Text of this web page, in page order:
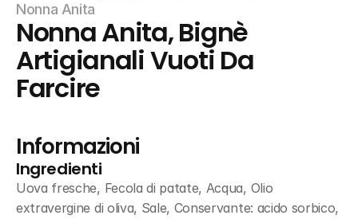
Nonna Anita
Nonna Anita, Bignè
Artigianali Vuoti Da
Farcire
Informazioni
Ingredienti
Uova fresche, Fecola di patate, Acqua, Olio
extravergine di oliva, Sale, Conservante: acido sorbico,